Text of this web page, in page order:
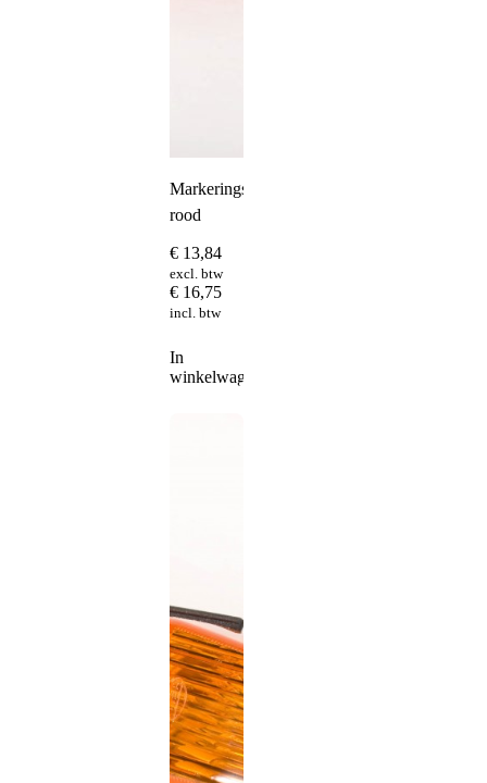
Markeringslamp
rood
€ 13,84
excl. btw
€ 16,75
incl. btw
In
winkelwagen